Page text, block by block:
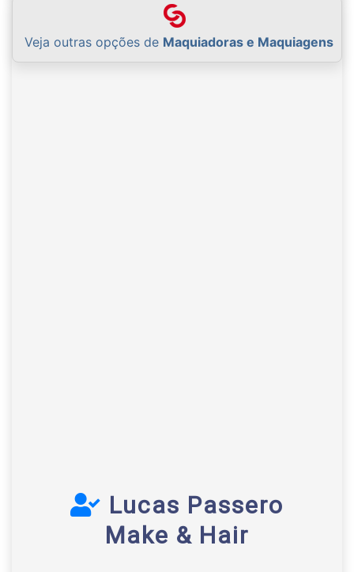
Veja outras opções de Maquiadoras e Maquiagens
Lucas Passero
Make & Hair